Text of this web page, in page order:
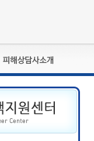
피해상담사란?
자격관리규정
상담사 자격증 확인
- 피해상담사 1급